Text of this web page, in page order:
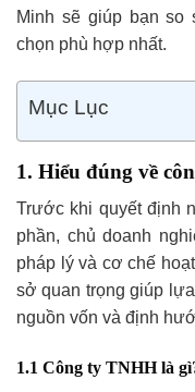
Minh sẽ giúp bạn
chọn phù hợp nhất.
Mục Lục
1. Hiểu đúng về
Trước khi quyết định
phần, chủ doanh
pháp lý và cơ chế
sở quan trọng giúp
nguồn vốn và định
1.1 Công ty TNHH là